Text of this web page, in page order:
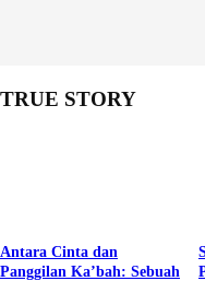
TRUE STORY
Antara Cinta dan
Panggilan Ka’bah: Sebuah